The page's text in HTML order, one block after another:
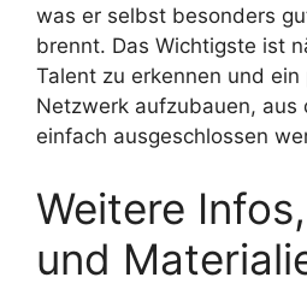
was er selbst besonders
brennt. Das Wichtigste ist
Talent zu erkennen und ein
Netzwerk aufzubauen, aus
einfach ausgeschlossen
Weitere
und